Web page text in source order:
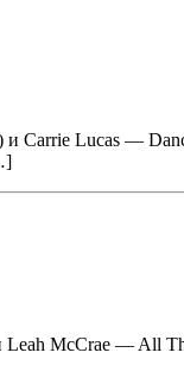
Carrie Lucas —
McCrae — All